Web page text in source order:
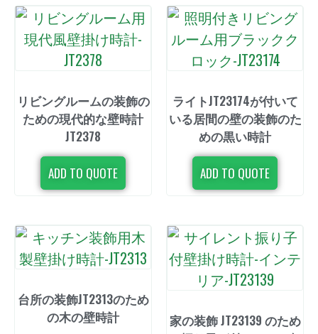
リビングルームの装飾の
ための現代的な壁時計
JT2378
ADD TO QUOTE
ライトJT23174が付いて
いる居間の壁の装飾のた
めの黒い時計
ADD TO QUOTE
台所の装飾JT2313のため
の木の壁時計
家の装飾 JT23139 のため